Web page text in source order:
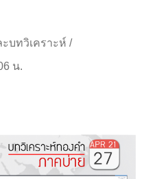
บทวิเคราะห์ /
น.